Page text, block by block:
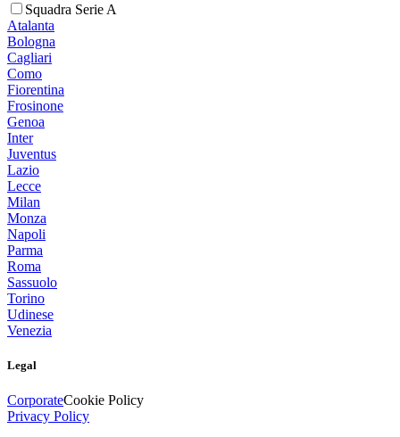
Squadra Serie A
Atalanta
Bologna
Cagliari
Como
Fiorentina
Frosinone
Genoa
Inter
Juventus
Lazio
Lecce
Milan
Monza
Napoli
Parma
Roma
Sassuolo
Torino
Udinese
Venezia
Legal
CorporateCookie Policy
Privacy Policy